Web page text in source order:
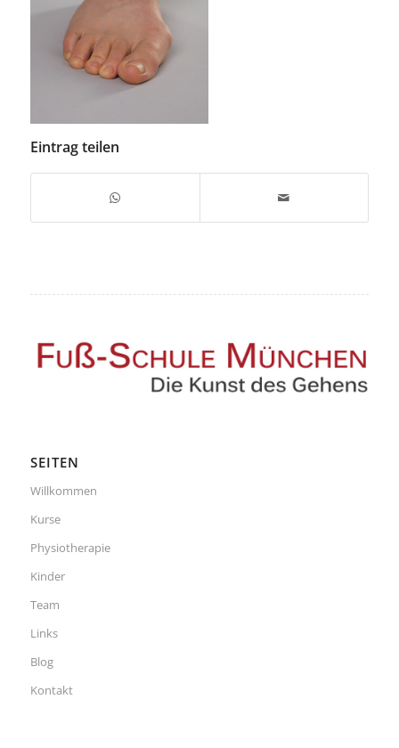
Eintrag teilen
SEITEN
Willkommen
Kurse
Physiotherapie
Kinder
Team
Links
Blog
Kontakt